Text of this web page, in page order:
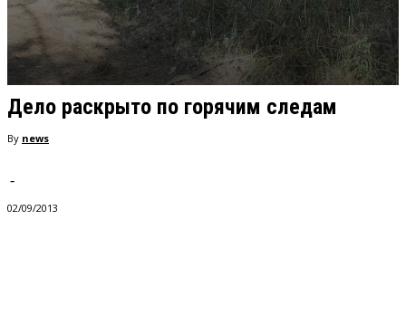
Дело раскрыто по горячим следам
By news
-
02/09/2013